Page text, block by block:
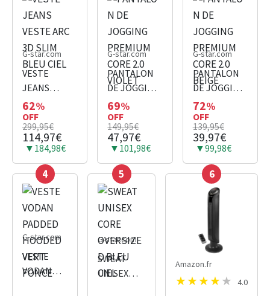
G-star.com
VESTE
JEANS
VESTE ARC
3D SLIM
BLEU CIEL
62%
OFF
299,95€
114,97€
▼184,98€
G-star.com
PANTALON
DE JOGGING
PREMIUM
CORE 2.0
VIOLET
69%
OFF
149,95€
47,97€
▼101,98€
G-star.com
PANTALON
DE JOGGING
PREMIUM
CORE 2.0
BEIGE
72%
OFF
139,95€
39,97€
▼99,98€
4
G-star.com
VESTE
VODAN
5
G-star.com
SWEAT
UNISEX
6
Amazon.fr
4.0